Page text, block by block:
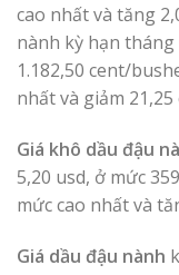
cao nhất và tăng
nành kỳ hạn tháng
1.182,50 cent/
nhất và giảm
Giá khô dầu đậu
5,20 usd, ở mức
mức cao nhất và
Giá dầu đậu nành